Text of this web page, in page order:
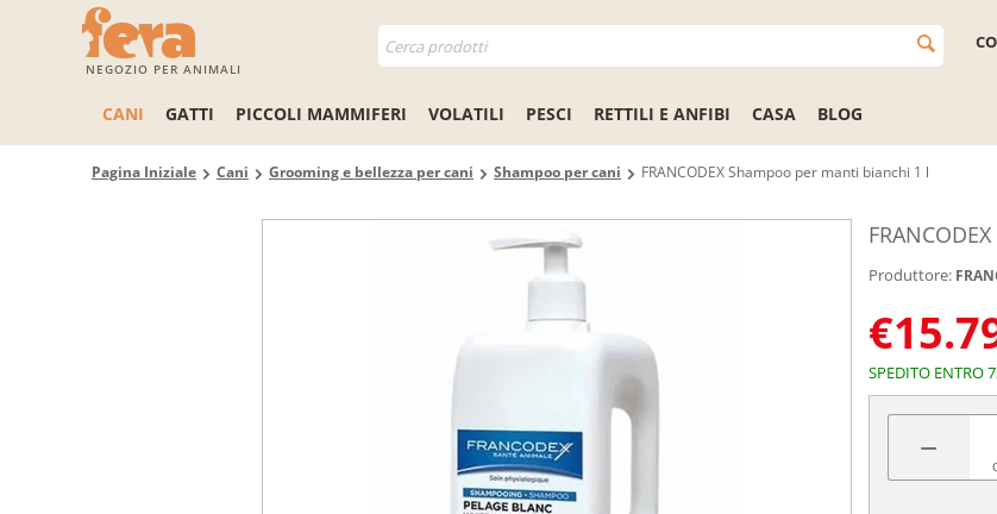
NEGOZIO PER ANIMALI
CANI GATTI PICCOLI MAMMIFERI VOLATILI PESCI RETTILI E ANFIBI CASA BLOG
Pagina Iniziale Cani Grooming e bellezza per cani Shampoo per cani FRANCODEX Shampoo per manti bianchi 1 l
Produttore:
€
SPEDITO ENTRO
−